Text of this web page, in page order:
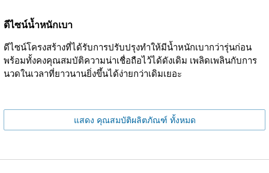
ดีไซน์น้ำหนักเบา
ดีไซน์โครงสร้างที่ได้รับการปรับปรุงทำให้มีน้ำหนักเบากว่ารุ่นก่อน
พร้อมทั้งคงคุณสมบัติความน่าเชื่อถือไว้ได้ดังเดิม เพลิดเพลินกับการ
นวดในเวลาที่ยาวนานยิ่งขึ้นได้ง่ายกว่าเดิมเยอะ
แสดง คุณสมบัติผลิตภัณฑ์ ทั้งหมด